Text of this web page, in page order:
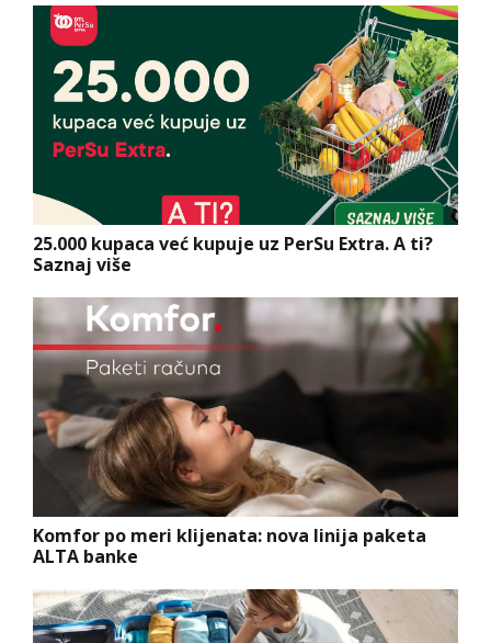
25.000 kupaca već kupuje uz PerSu Extra. A ti?
Saznaj više
Komfor po meri klijenata: nova linija paketa
ALTA banke